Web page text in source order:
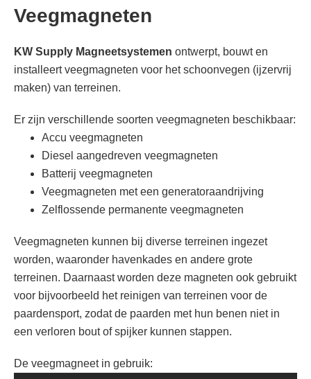
Veegmagneten
KW Supply Magneetsystemen ontwerpt, bouwt en
installeert veegmagneten voor het schoonvegen (ijzervrij
maken) van terreinen.
Er zijn verschillende soorten veegmagneten beschikbaar:
Accu veegmagneten
Diesel aangedreven veegmagneten
Batterij veegmagneten
Veegmagneten met een generatoraandrijving
Zelflossende permanente veegmagneten
Veegmagneten kunnen bij diverse terreinen ingezet
worden, waaronder havenkades en andere grote
terreinen. Daarnaast worden deze magneten ook gebruikt
voor bijvoorbeeld het reinigen van terreinen voor de
paardensport, zodat de paarden met hun benen niet in
een verloren bout of spijker kunnen stappen.
De veegmagneet in gebruik: